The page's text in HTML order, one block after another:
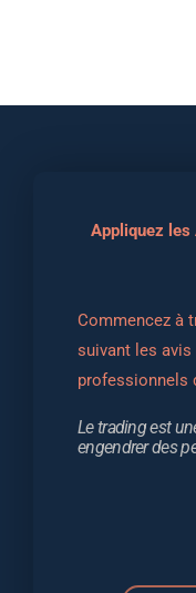
Appliquez les
Commencez à
suivant les avis
professionnels
Le trading est
engendrer des